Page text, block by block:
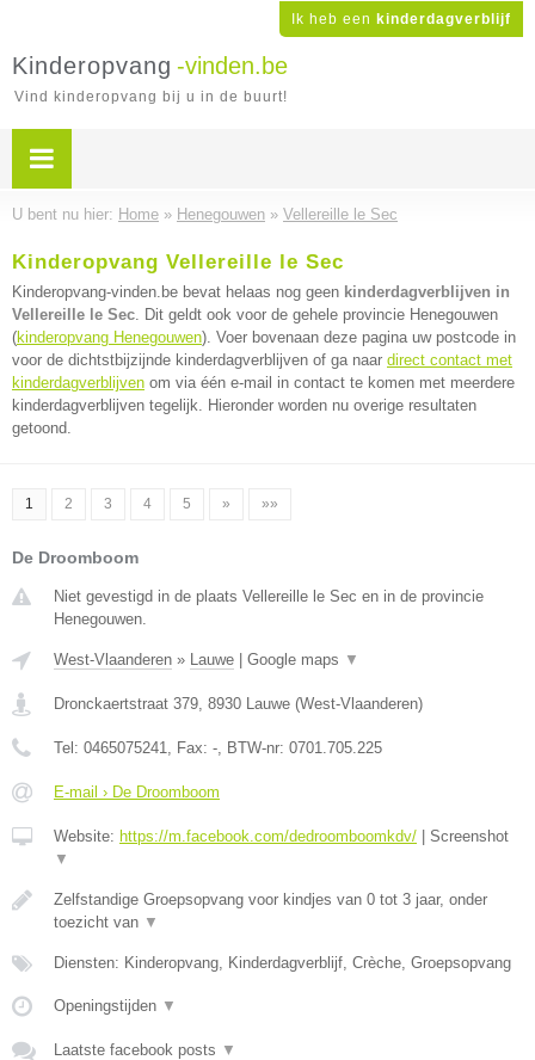
Ik heb een kinderdagverblijf
Kinderopvang -vinden.be
Vind kinderopvang bij u in de buurt!
U bent nu hier: Home » Henegouwen » Vellereille le Sec
Kinderopvang Vellereille le Sec
Kinderopvang-vinden.be bevat helaas nog geen kinderdagverblijven in
Vellereille le Sec. Dit geldt ook voor de gehele provincie Henegouwen
(kinderopvang Henegouwen). Voer bovenaan deze pagina uw postcode in
voor de dichtstbijzijnde kinderdagverblijven of ga naar direct contact met
kinderdagverblijven om via één e-mail in contact te komen met meerdere
kinderdagverblijven tegelijk. Hieronder worden nu overige resultaten
getoond.
1 2 3 4 5 » »»
De Droomboom
Niet gevestigd in de plaats Vellereille le Sec en in de provincie
Henegouwen.
West-Vlaanderen » Lauwe Google maps ▼
Dronckaertstraat 379, 8930 Lauwe (West-Vlaanderen)
Tel: 0465075241, Fax: -, BTW-nr: 0701.705.225
E-mail › De Droomboom
Website: https://m.facebook.com/dedroomboomkdv/
Screenshot
▼
Zelfstandige Groepsopvang voor kindjes van 0 tot 3 jaar, onder
toezicht van ▼
Diensten: Kinderopvang, Kinderdagverblijf, Crèche, Groepsopvang
Openingstijden ▼
Laatste facebook posts ▼